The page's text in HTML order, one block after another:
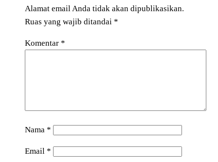
Alamat email Anda tidak akan dipublikasikan.
Ruas yang wajib ditandai *
Komentar *
Nama *
Email *